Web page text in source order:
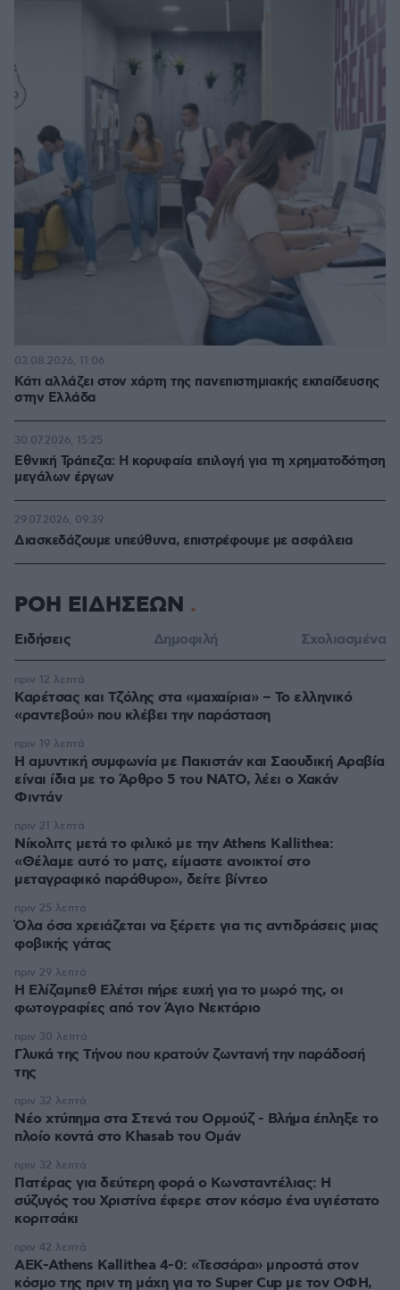
Κάτι αλλάζει στον χάρτη της πανεπιστημιακής εκπαίδευσης
στην Ελλάδα
03.08.2026, 11:06
Εθνική Τράπεζα: Η κορυφαία επιλογή για τη χρηματοδότηση
μεγάλων έργων
30.07.2026, 15:25
Διασκεδάζουμε υπεύθυνα, επιστρέφουμε με ασφάλεια
29.07.2026, 09:39
ΡΟΗ ΕΙΔΗΣΕΩΝ
Ειδήσεις Δημοφιλή Σχολιασμένα
Καρέτσας και Τζόλης στα «μαχαίρια» – Το ελληνικό
«ραντεβού» που κλέβει την παράσταση
πριν 12 λεπτά
Η αμυντική συμφωνία με Πακιστάν και Σαουδική Αραβία
είναι ίδια με το Άρθρο 5 του ΝΑΤΟ, λέει ο Χακάν
Φιντάν
πριν 19 λεπτά
Νίκολιτς μετά το φιλικό με την Athens Kallithea:
«Θέλαμε αυτό το ματς, είμαστε ανοικτοί στο
μεταγραφικό παράθυρο», δείτε βίντεο
πριν 21 λεπτά
Όλα όσα χρειάζεται να ξέρετε για τις αντιδράσεις μιας
φοβικής γάτας
πριν 25 λεπτά
Η Ελίζαμπεθ Ελέτσι πήρε ευχή για το μωρό της, οι
φωτογραφίες από τον Άγιο Νεκτάριο
πριν 29 λεπτά
Γλυκά της Τήνου που κρατούν ζωντανή την παράδοσή
της
πριν 30 λεπτά
Νέο χτύπημα στα Στενά του Ορμούζ - Βλήμα έπληξε το
πλοίο κοντά στο Khasab του Ομάν
πριν 32 λεπτά
Πατέρας για δεύτερη φορά ο Κωνσταντέλιας: Η
σύζυγός του Χριστίνα έφερε στον κόσμο ένα υγιέστατο
κοριτσάκι
πριν 32 λεπτά
ΑΕΚ-Athens Kallithea 4-0: «Τεσσάρα» μπροστά στον
κόσμο της πριν τη μάχη για το Super Cup με τον ΟΦΗ,
πριν 42 λεπτά